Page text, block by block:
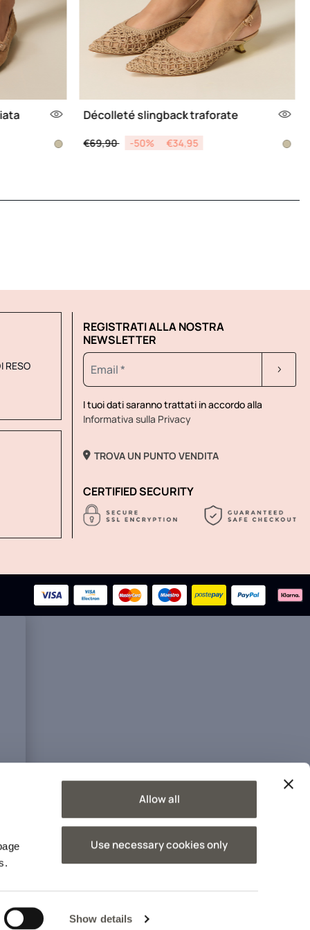
Show details
Allow all
Use necessary cookies only
Décolleté slingback traforate
Price reduced from
€69,90to -50% €34,95
RESO
REGISTRATI ALLA NOSTRA
NEWSLETTER
I tuoi dati saranno trattati in accordo alla
Informativa sulla Privacy
TROVA UN PUNTO VENDITA
CERTIFIED SECURITY